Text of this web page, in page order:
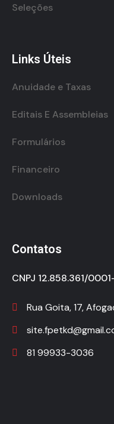
Seleções
Links Úteis
Anuidade e Taxas
Editais E Assembleias
Formulários
Financeiro
Downloads
Contatos
CNPJ 12.858.361/
Rua Goita, 17,
81 99933-3036